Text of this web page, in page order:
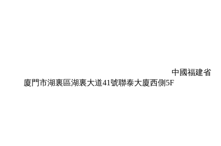
中國福建省
廈門市湖裏區湖裏大道41號聯泰大廈西側5F